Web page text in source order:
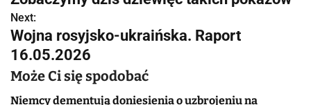
w
i
g
a
Next:
Wojna rosyjsko-ukraińska. Raport
16.05.2026
Może Ci się spodobać
Niemcy dementują doniesienia o uzbrojeniu na